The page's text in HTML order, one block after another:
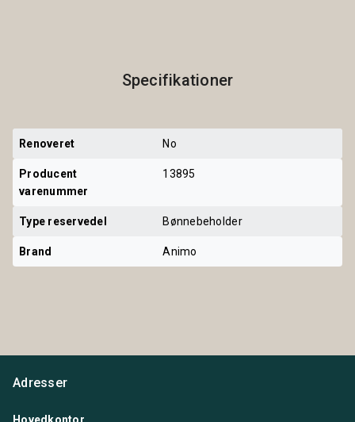
Specifikationer
Renoveret No
Producent
varenummer
13895
Type reservedel Bønnebeholder
Brand Animo
Adresser